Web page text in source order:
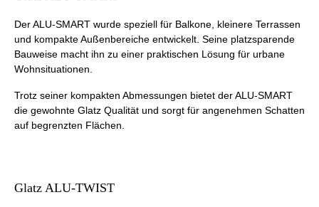
Der ALU-SMART wurde speziell für Balkone, kleinere Terrassen
und kompakte Außenbereiche entwickelt. Seine platzsparende
Bauweise macht ihn zu einer praktischen Lösung für urbane
Wohnsituationen.
Trotz seiner kompakten Abmessungen bietet der ALU-SMART
die gewohnte Glatz Qualität und sorgt für angenehmen Schatten
auf begrenzten Flächen.
Glatz ALU-TWIST